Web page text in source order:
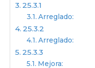
25.3.1
Arreglado:
25.3.2
Arreglado:
25.3.3
Mejora: